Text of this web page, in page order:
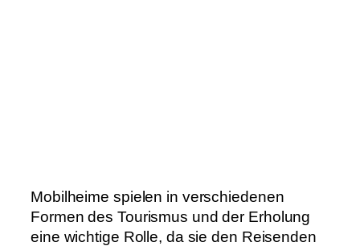
Mobilheime spielen in verschiedenen
Formen des Tourismus und der Erholung
eine wichtige Rolle, da sie den Reisenden